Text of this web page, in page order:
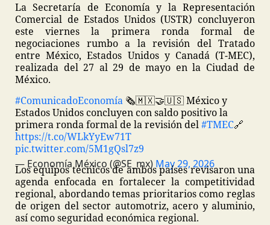
La Secretaría de Economía y la Representación
Comercial de Estados Unidos (USTR) concluyeron
este viernes la primera ronda formal de
negociaciones rumbo a la revisión del Tratado
entre México, Estados Unidos y Canadá (T-MEC),
realizada del 27 al 29 de mayo en la Ciudad de
México.
#ComunicadoEconomía🗞️🇲🇽🤝🇺🇸 México y
Estados Unidos concluyen con saldo positivo la
primera ronda formal de la revisión del#TMEC🔗
https://t.co/WLkYyEw71T
pic.twitter.com/5M1gQsl7z9
— Economía México (@SE_mx) May 29, 2026
Los equipos técnicos de ambos países revisaron una
agenda enfocada en fortalecer la competitividad
regional, abordando temas prioritarios como reglas
de origen del sector automotriz, acero y aluminio,
así como seguridad económica regional.